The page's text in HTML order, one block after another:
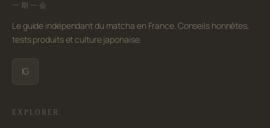
一期一会
Le guide indépendant du matcha en France. Conseils honnêtes,
tests produits et culture japonaise.
IG
EXPLORER